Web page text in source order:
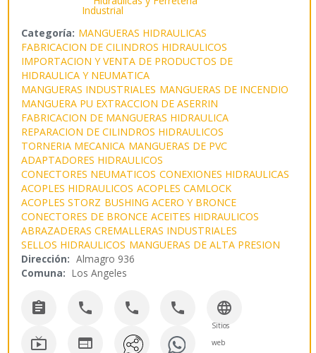
Categoría: MANGUERAS HIDRAULICAS
FABRICACION DE CILINDROS HIDRAULICOS
IMPORTACION Y VENTA DE PRODUCTOS DE
HIDRAULICA Y NEUMATICA
MANGUERAS INDUSTRIALES MANGUERAS DE INCENDIO
MANGUERA PU EXTRACCION DE ASERRIN
FABRICACION DE MANGUERAS HIDRAULICA
REPARACION DE CILINDROS HIDRAULICOS
TORNERIA MECANICA MANGUERAS DE PVC
ADAPTADORES HIDRAULICOS
CONECTORES NEUMATICOS CONEXIONES HIDRAULICAS
ACOPLES HIDRAULICOS ACOPLES CAMLOCK
ACOPLES STORZ BUSHING ACERO Y BRONCE
CONECTORES DE BRONCE ACEITES HIDRAULICOS
ABRAZADERAS CREMALLERAS INDUSTRIALES
SELLOS HIDRAULICOS MANGUERAS DE ALTA PRESION
Dirección: Almagro 936
Comuna: Los Angeles
    
Sitios
web
 